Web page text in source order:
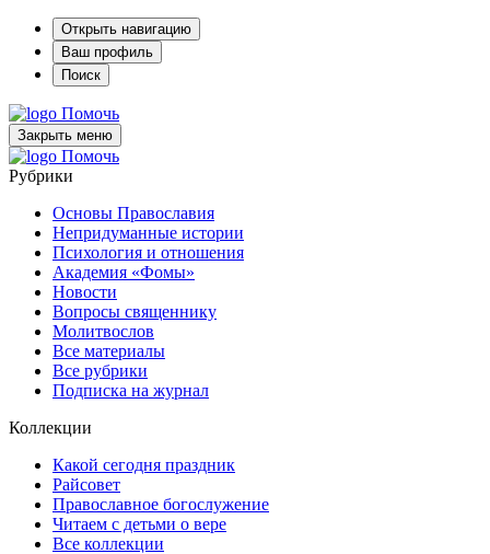
Открыть навигацию
Ваш профиль
Поиск
Помочь
Закрыть меню
Помочь
Рубрики
Основы Православия
Непридуманные истории
Психология и отношения
Академия «Фомы»
Новости
Вопросы священнику
Молитвослов
Все материалы
Все рубрики
Подписка на журнал
Коллекции
Какой сегодня праздник
Райсовет
Православное богослужение
Читаем с детьми о вере
Все коллекции